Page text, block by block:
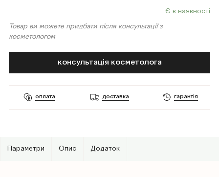
Є в наявності
Товар ви можете придбати після консультації з
косметологом
консультація косметолога
оплата доставка гарантія
Параметри Опис Додаток